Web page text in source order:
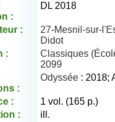
:
DL 2018
:
27-Mesnil-sur-
Didot
:
Classiques
2099
:
Odyssée : 2018;
:
1 vol. (165 p.)
:
ill.